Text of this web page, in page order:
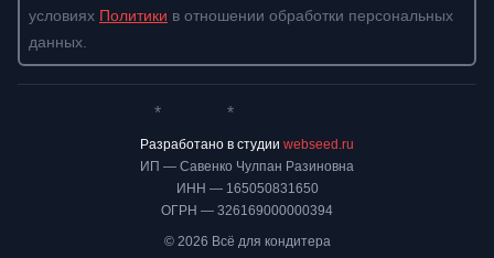
условиях Политики в отношении обработки персональных
данных.
ИП — Савенко Чулпан Разиновна
ИНН — 165050831650
ОГРН — 326169000000394
© 2026 Всё для кондитера
* *
Разработано в студии webseed.ru